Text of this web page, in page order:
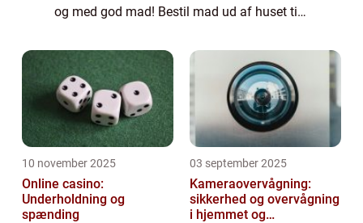
og med god mad! Bestil mad ud af huset til
ikke at bruge dagene op til denne ...
10 november 2025
Online casino:
Underholdning og
spænding
03 september 2025
Kameraovervågning:
sikkerhed og overvågning
i hjemmet og